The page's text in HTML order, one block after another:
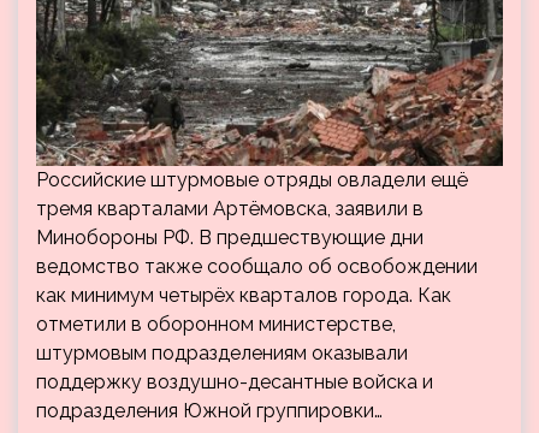
Российские штурмовые отряды овладели ещё
тремя кварталами Артёмовска, заявили в
Минобороны РФ. В предшествующие дни
ведомство также сообщало об освобождении
как минимум четырёх кварталов города. Как
отметили в оборонном министерстве,
штурмовым подразделениям оказывали
поддержку воздушно-десантные войска и
подразделения Южной группировки…